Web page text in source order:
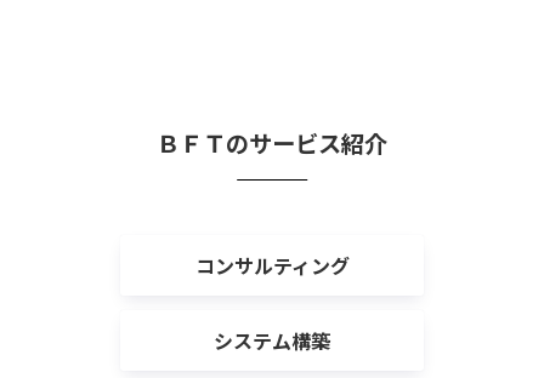
ＢＦＴのサービス紹介
コンサルティング
システム構築